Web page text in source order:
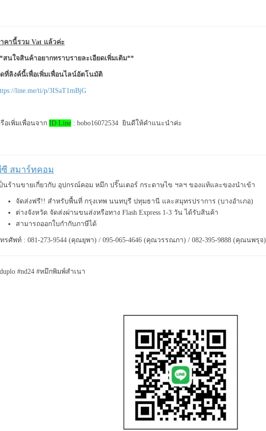
คานี้รวม Vat แล้วค่ะ
สนใจสินค้าอยากทราบรายละเอียดเพิ่มเติม**
ที่ลิงค์นี้เพื่อเพิ่มเพื่อนไลน์อัตโนมัติ
line.me/ti/p/3ISaT1mBjG
อเพิ่มเพื่อนจาก ID Line : bobo16072534 ยินดีให้คำแนะนำค่ะ
สมาร์ทคอม
นร้านขายเกี่ยวกับ อุปกรณ์คอม หมึก ปริ๊นเตอร์ กระดาษไข ฯลฯ ของแท้และของนำเข้า
จัดส่งฟรี!! สำหรับพื้นที่ กรุงเทพ นนทบุรี ปทุมธานี และสมุทรปราการ (บางอำเภอ)
ต่างจังหวัด จัดส่งผ่านขนส่งหรือทาง Flash Express 1-3 วัน ได้รับสินค้า
สามารถออกใบกำกับภาษีได้
รศัพท์ : 081-273-9544 (คุณยุพา) / 095-065-4646 (คุณวรรณภา) / 082-395-9888 (คุณนพรุจ)
#nd24 #หมึกพิมพ์สำเนา